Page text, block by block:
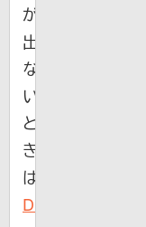
が
出
な
い
と
き
は
Dailymotion